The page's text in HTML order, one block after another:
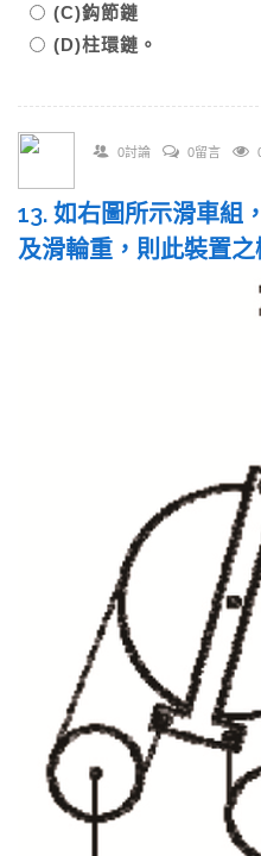
(C)鈎節鏈
(D)柱環鏈。
0討論 0留言
13. 如右圖所示滑車組
及滑輪重，則此裝置之